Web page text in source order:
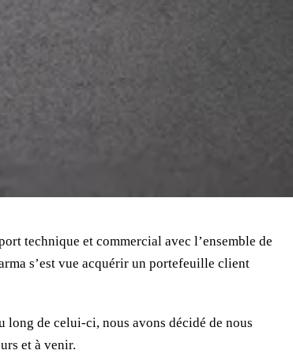
technique et commercial avec l’ensemble de
s’est vue acquérir un portefeuille client
de celui-ci, nous avons décidé de nous
et à venir.